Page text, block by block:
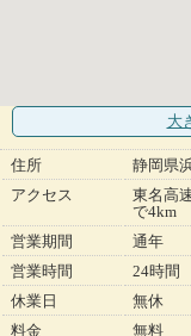
大
住所
静岡県
アクセス
東名高
で4km
営業期間
通年
営業時間
24時間
休業日
無休
料金
無料